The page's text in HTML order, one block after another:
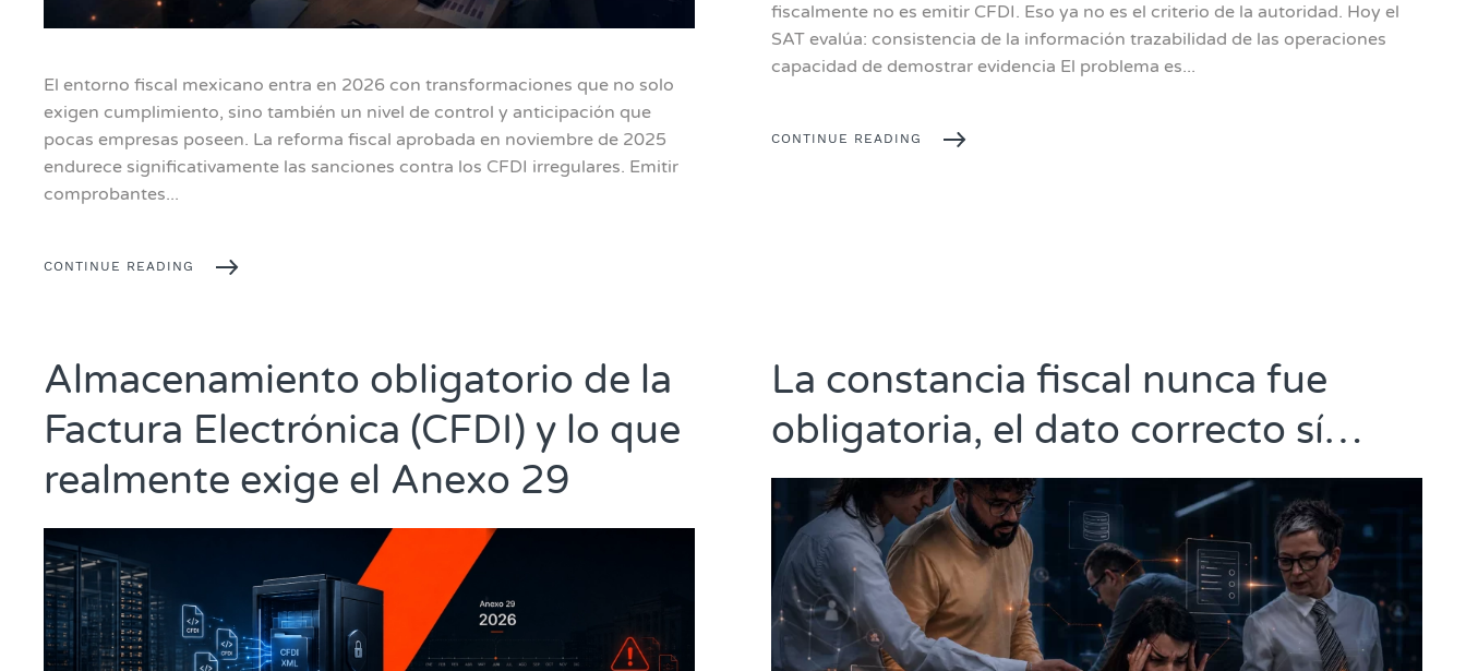
El entorno fiscal mexicano entra en 2026 con transformaciones que no solo
exigen cumplimiento, sino también un nivel de control y anticipación que
pocas empresas poseen. La reforma fiscal aprobada en noviembre de 2025
endurece significativamente las sanciones contra los CFDI irregulares. Emitir
comprobantes...
CONTINUE READING
fiscalmente no es emitir CFDI. Eso ya no es el criterio de la autoridad. Hoy el
SAT evalúa: consistencia de la información trazabilidad de las operaciones
capacidad de demostrar evidencia El problema es...
CONTINUE READING
Almacenamiento obligatorio de la
Factura Electrónica (CFDI) y lo que
realmente exige el Anexo 29
La constancia fiscal nunca fue
obligatoria, el dato correcto sí…